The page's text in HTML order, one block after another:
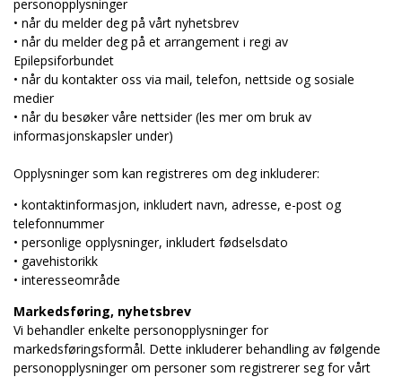
personopplysninger
• når du melder deg på vårt nyhetsbrev
• når du melder deg på et arrangement i regi av
Epilepsiforbundet
• når du kontakter oss via mail, telefon, nettside og sosiale
medier
• når du besøker våre nettsider (les mer om bruk av
informasjonskapsler under)
Opplysninger som kan registreres om deg inkluderer:
• kontaktinformasjon, inkludert navn, adresse, e-post og
telefonnummer
• personlige opplysninger, inkludert fødselsdato
• gavehistorikk
• interesseområde
Markedsføring, nyhetsbrev
Vi behandler enkelte personopplysninger for
markedsføringsformål. Dette inkluderer behandling av følgende
personopplysninger om personer som registrerer seg for vårt